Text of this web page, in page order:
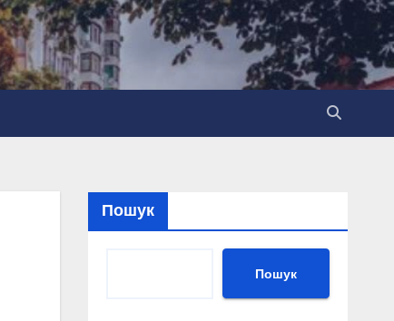
Пошук
Пошук